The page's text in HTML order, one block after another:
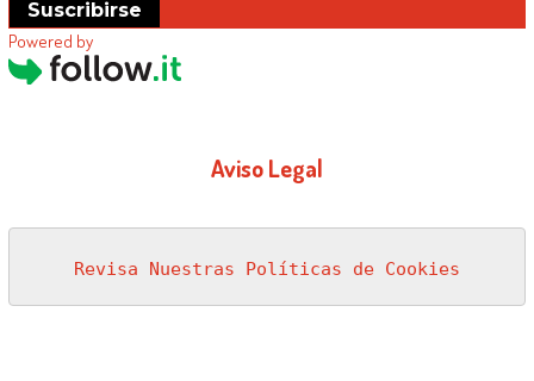
Suscribirse
Powered by
Aviso Legal
Revisa Nuestras Políticas de Cookies